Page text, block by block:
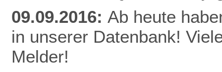
09.09.2016: Ab heute
in unserer Datenbank!
Melder!